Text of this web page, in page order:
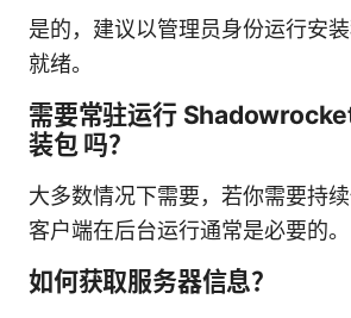
是的，建议以管理员身份运行安
就绪。
需要常驻运行
装包 吗？
大多数情况下需要，若你需要持
客户端在后台运行通常是必要的。
如何获取服务器信息？